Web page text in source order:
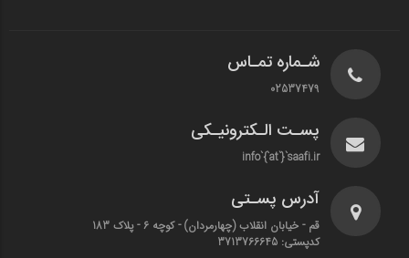
شـماره تمـاس
02537479
پسـت الـکترونیـکی
info`{`at`}`saafi.ir
آدرس پسـتی
قم - خیابان انقلاب (چهارمردان)‌ - کوچه 6 - پلاک 183
کدپستی: 3713766645